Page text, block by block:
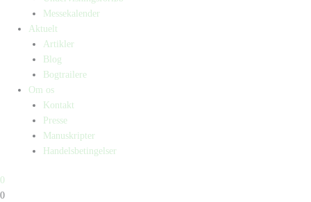
Messekalender
Aktuelt
Artikler
Blog
Bogtrailere
Om os
Kontakt
Presse
Manuskripter
Handelsbetingelser
0
0